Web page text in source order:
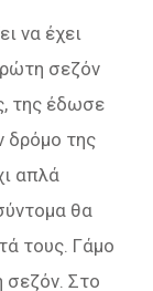
να έχει
σεζόν
της έδωσε
δρόμο της
απλά
θα
τους. Γάμο
σεζόν. Στο